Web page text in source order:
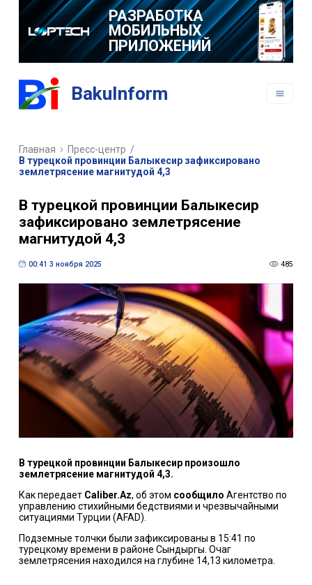
РАЗРАБОТКА
МОБИЛЬНЫХ
ПРИЛОЖЕНИЙ
BakuInform
Главная Пресс-центр /
В турецкой провинции Балыкесир зафиксировано
землетрясение магнитудой 4,3
В турецкой провинции Балыкесир
зафиксировано землетрясение
магнитудой 4,3
00:41 3 ноября 2025 485
В турецкой провинции Балыкесир произошло
землетрясение магнитудой 4,3.
Как передает Caliber.Az, об этом сообщило Агентство по
управлению стихийными бедствиями и чрезвычайными
ситуациями Турции (AFAD).
Подземные толчки были зафиксированы в 15:41 по
турецкому времени в районе Сындыргы. Очаг
землетрясения находился на глубине 14,13 километра.